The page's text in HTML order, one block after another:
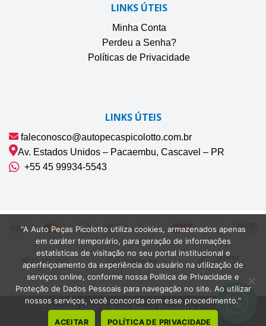
LINKS ÚTEIS
Minha Conta
Perdeu a Senha?
Políticas de Privacidade
LINKS ÚTEIS
faleconosco@autopecaspicolotto.com.br
Av. Estados Unidos – Pacaembu, Cascavel – PR
+55 45 99934‑5543‬
Copyright 2026 ©Auto Peças Picolotto• CNPJ
42.075.132/0001-22 | Cascavel-PR
"A Auto Peças Picolotto utiliza cookies, armazenados apenas
em caráter temporário, para geração de informações
estatísticas de visitação no seu portal institucional e
aperfeiçoamento da experiência do usuário na utilização de
serviços online, conforme nossa Política de Privacidade e
Proteção de Dados Pessoais para navegação no site. Ao utilizar
nossos serviços, você concorda com esse procedimento."
ACEITAR POLÍTICA DE PRIVACIDADE